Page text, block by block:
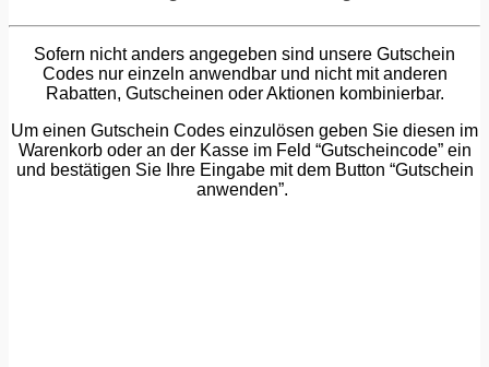
Sofern nicht anders angegeben sind unsere Gutschein
Codes nur einzeln anwendbar und nicht mit anderen
Rabatten, Gutscheinen oder Aktionen kombinierbar.
Um einen Gutschein Codes einzulösen geben Sie diesen im
Warenkorb oder an der Kasse im Feld “Gutscheincode” ein
und bestätigen Sie Ihre Eingabe mit dem Button “Gutschein
anwenden”.